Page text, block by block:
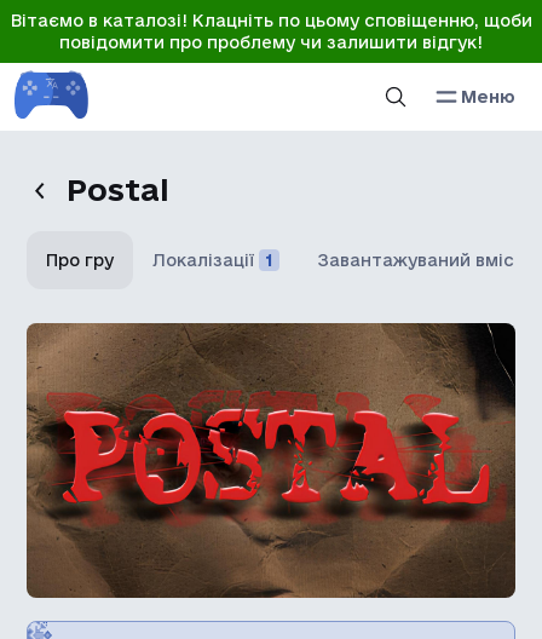
Вітаємо в каталозі! Клацніть по цьому сповіщенню, щоби
повідомити про проблему чи залишити відгук!
Меню
Postal
Про гру Локалізації 1 Завантажуваний вміст